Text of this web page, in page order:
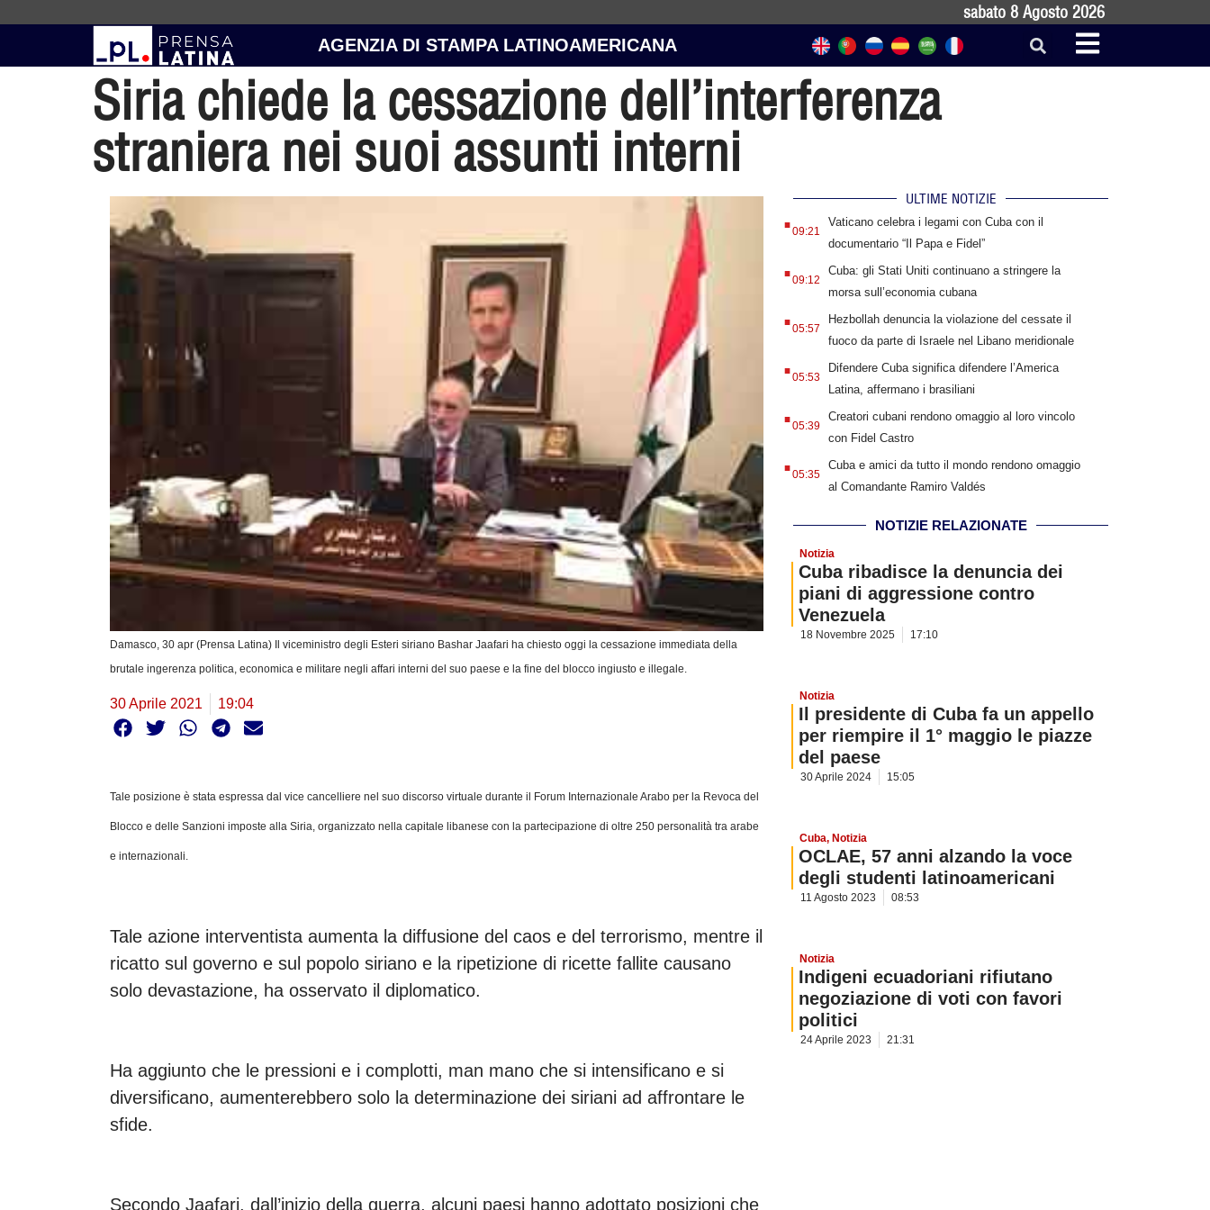
sabato 8 Agosto 2026
AGENZIA DI STAMPA LATINOAMERICANA
Siria chiede la cessazione dell’interferenza
straniera nei suoi assunti interni
Damasco, 30 apr (Prensa Latina) Il viceministro degli Esteri siriano Bashar Jaafari ha chiesto oggi la cessazione immediata della
brutale ingerenza politica, economica e militare negli affari interni del suo paese e la fine del blocco ingiusto e illegale.
30 Aprile 2021 19:04
Tale posizione è stata espressa dal vice cancelliere nel suo discorso virtuale durante il Forum Internazionale Arabo per la Revoca del
Blocco e delle Sanzioni imposte alla Siria, organizzato nella capitale libanese con la partecipazione di oltre 250 personalità tra arabe
e internazionali.
Tale azione interventista aumenta la diffusione del caos e del terrorismo, mentre il
ricatto sul governo e sul popolo siriano e la ripetizione di ricette fallite causano
solo devastazione, ha osservato il diplomatico.
Ha aggiunto che le pressioni e i complotti, man mano che si intensificano e si
diversificano, aumenterebbero solo la determinazione dei siriani ad affrontare le
sfide.
Secondo Jaafari, dall’inizio della guerra, alcuni paesi hanno adottato posizioni che
ULTIME NOTIZIE
.09:21
Vaticano celebra i legami con Cuba con il
documentario “Il Papa e Fidel”
.09:12
Cuba: gli Stati Uniti continuano a stringere la
morsa sull’economia cubana
.05:57
Hezbollah denuncia la violazione del cessate il
fuoco da parte di Israele nel Libano meridionale
.05:53
Difendere Cuba significa difendere l’America
Latina, affermano i brasiliani
.05:39
Creatori cubani rendono omaggio al loro vincolo
con Fidel Castro
.05:35
Cuba e amici da tutto il mondo rendono omaggio
al Comandante Ramiro Valdés
NOTIZIE RELAZIONATE
Notizia
Cuba ribadisce la denuncia dei
piani di aggressione contro
Venezuela
18 Novembre 2025 17:10
Notizia
Il presidente di Cuba fa un appello
per riempire il 1° maggio le piazze
del paese
30 Aprile 2024 15:05
Cuba, Notizia
OCLAE, 57 anni alzando la voce
degli studenti latinoamericani
11 Agosto 2023 08:53
Notizia
Indigeni ecuadoriani rifiutano
negoziazione di voti con favori
politici
24 Aprile 2023 21:31